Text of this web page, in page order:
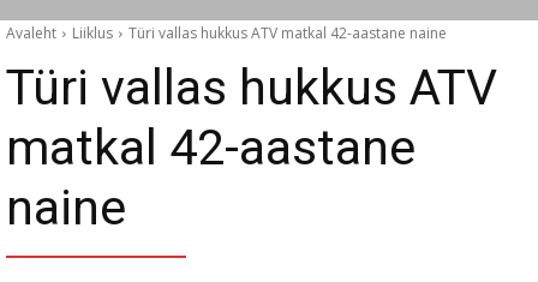
Avaleht Liiklus Türi vallas hukkus ATV matkal 42-aastane naine
Türi vallas hukkus ATV
matkal 42-aastane
naine